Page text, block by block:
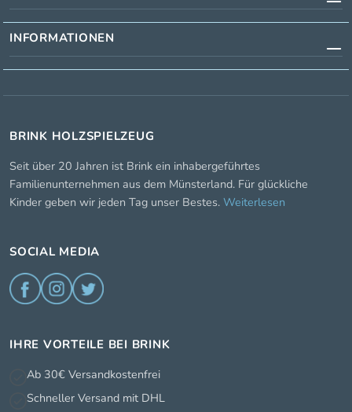
INFORMATIONEN
BRINK HOLZSPIELZEUG
Seit über 20 Jahren ist Brink ein inhabergeführtes
Familienunternehmen aus dem Münsterland. Für glückliche
Kinder geben wir jeden Tag unser Bestes. Weiterlesen
SOCIAL MEDIA
IHRE VORTEILE BEI BRINK
Ab 30€ Versandkostenfrei
Schneller Versand mit DHL